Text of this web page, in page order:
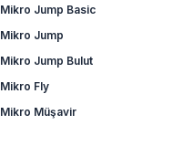
Mikro Jump Basic
Mikro Jump
Mikro Jump Bulut
Mikro Fly
Mikro Müşavir